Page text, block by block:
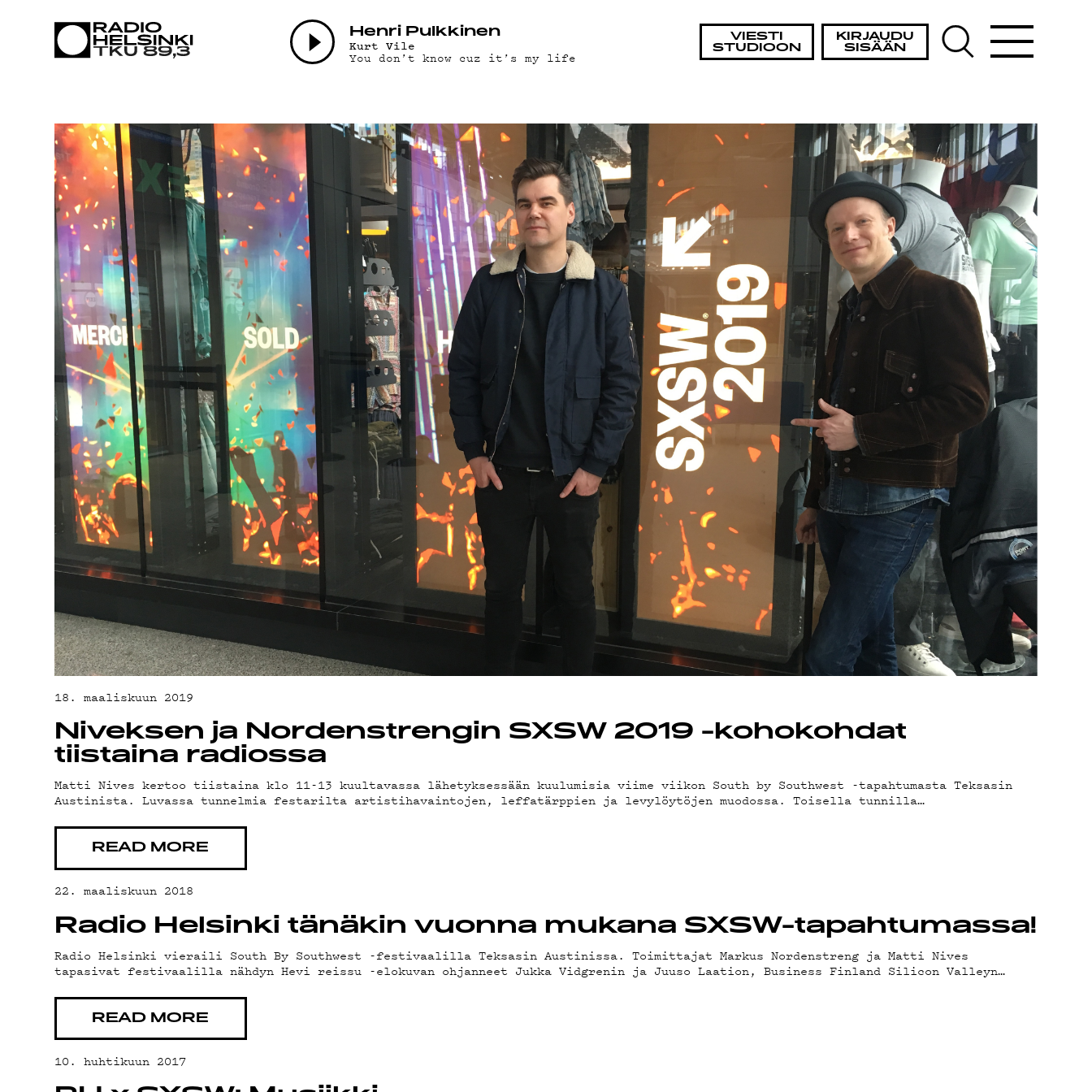
VIESTI
STUDIOON
KIRJAUDU
SISÄÄN
Henri Pulkkinen
Kurt Vile
You don’t know cuz it’s my life
AJANKOHTAISTA
OHJELMAT
TEKIJÄT
ON-DEMAND
PODCAST
MAINOSTA
YHTEYSTIEDOT
G LIVELAB
YSTÄVÄKLUBI
TIETOSUOJA
18. maaliskuun 2019
Niveksen ja Nordenstrengin SXSW 2019 -kohokohdat
tiistaina radiossa
Matti Nives kertoo tiistaina klo 11-13 kuultavassa lähetyksessään kuulumisia viime viikon South by Southwest -tapahtumasta Teksasin
Austinista. Luvassa tunnelmia festarilta artistihavaintojen, leffatärppien ja levylöytöjen muodossa. Toisella tunnilla…
READ MORE
22. maaliskuun 2018
Radio Helsinki tänäkin vuonna mukana SXSW-tapahtumassa!
Radio Helsinki vieraili South By Southwest -festivaalilla Teksasin Austinissa. Toimittajat Markus Nordenstreng ja Matti Nives
tapasivat festivaalilla nähdyn Hevi reissu -elokuvan ohjanneet Jukka Vidgrenin ja Juuso Laation, Business Finland Silicon Valleyn…
READ MORE
10. huhtikuun 2017